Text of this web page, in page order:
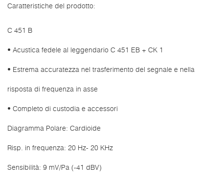
Caratteristiche del prodotto:
C 451 B
• Acustica fedele al leggendario C 451 EB + CK 1
• Estrema accuratezza nel trasferimento del segnale e nella
risposta di frequenza in asse
• Completo di custodia e accessori
Diagramma Polare: Cardioide
Risp. in frequenza: 20 Hz- 20 KHz
Sensibilità: 9 mV/Pa (-41 dBV)